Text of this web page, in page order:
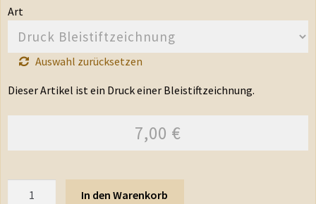
Art
Auswahl zurücksetzen
Dieser Artikel ist ein Druck einer Bleistiftzeichnung.
7,00 €
In den Warenkorb